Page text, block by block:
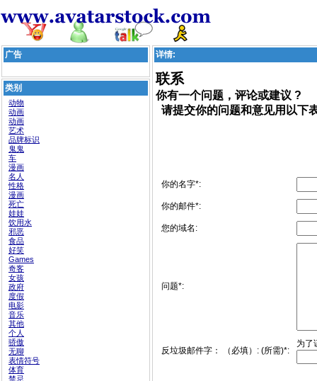
广告
类别
动物
动画
动画
艺术
品牌标识
鬼鬼
车
漫画
名人
性格
漫画
死亡
娃娃
饮用水
邪恶
食品
好笑
Games
奇客
女孩
政府
度假
电影
音乐
其他
个人
骄傲
无聊
表情符号
体育
禁忌
详情:
联系
你有一个问题，评论或建议 ?
请提交你的问题和意见用以下
你的名字*:
你的邮件*:
您的域名:
问题*:
反垃圾邮件字： （必填）: (所需)*:
为了